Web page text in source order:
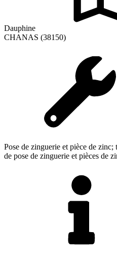
Dauphine
CHANAS (38150)
Pose de zinguerie et pièce de
de pose de zinguerie et pièces de